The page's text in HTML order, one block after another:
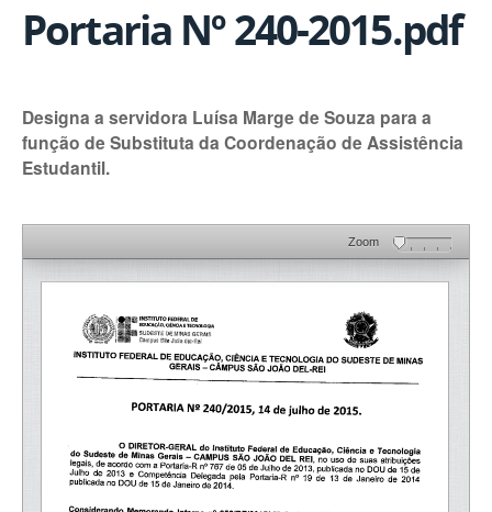
Portaria Nº 240-2015.pdf
Designa a servidora Luísa Marge de Souza para a
função de Substituta da Coordenação de Assistência
Estudantil.
Zoom